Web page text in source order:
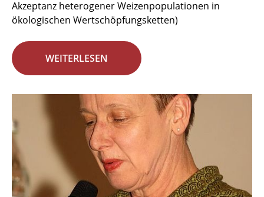
Akzeptanz heterogener Weizenpopulationen in
ökologischen Wertschöpfungsketten)
WEITERLESEN